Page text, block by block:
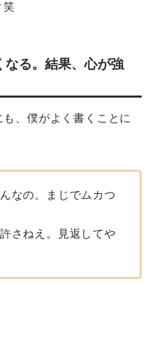
笑
なる。結果、心が強
、僕がよく書くことに
なの。まじでムカつ
さねえ。見返してや